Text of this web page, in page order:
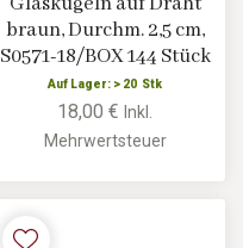
braun, Durchm. 2,5 cm,
S0571-18/BOX 144 Stück
Auf Lager: > 20 Stk
18,00 €Inkl.
Mehrwertsteuer